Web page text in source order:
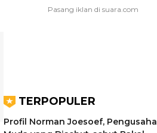
TERPOPULER
Profil Norman Joesoef, Pengusaha